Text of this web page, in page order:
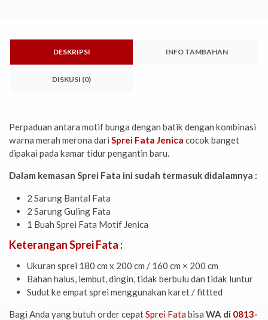
DESKRIPSI INFO TAMBAHAN
DISKUSI (0)
Perpaduan antara motif bunga dengan batik dengan kombinasi
warna merah merona dari Sprei Fata Jenica cocok banget
dipakai pada kamar tidur pengantin baru.
Dalam kemasan Sprei Fata ini sudah termasuk didalamnya :
2 Sarung Bantal Fata
2 Sarung Guling Fata
1 Buah Sprei Fata Motif Jenica
Keterangan Sprei Fata :
Ukuran sprei 180 cm x 200 cm / 160 cm × 200 cm
Bahan halus, lembut, dingin, tidak berbulu dan tidak luntur
Sudut ke empat sprei menggunakan karet / fittted
Bagi Anda yang butuh order cepatSprei Fatabisa WA di 0813-